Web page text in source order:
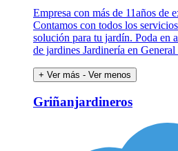
Empresa con más de 11años de
Contamos con todos los
solución para tu jardín. Poda en
de jardines Jardinería en
+ Ver más - Ver menos
Griñanjardineros